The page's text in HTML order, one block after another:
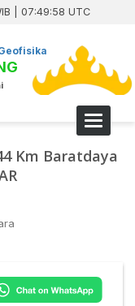
| 07:49:58 UTC
Toggle
Km Baratdaya